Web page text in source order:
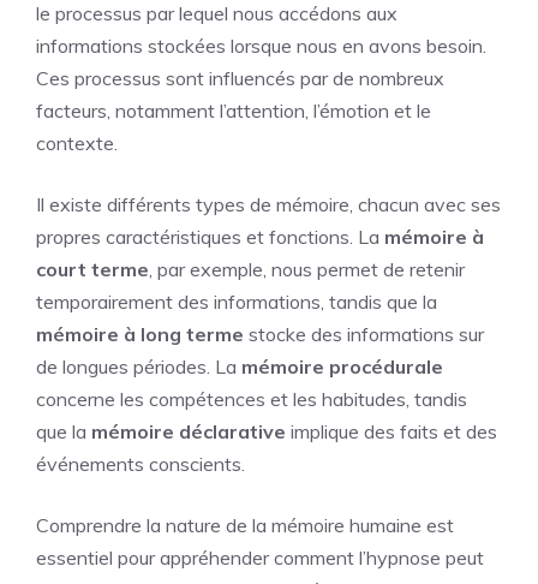
le processus par lequel nous accédons aux
informations stockées lorsque nous en avons besoin.
Ces processus sont influencés par de nombreux
facteurs, notamment l’attention, l’émotion et le
contexte.
Il existe différents types de mémoire, chacun avec ses
propres caractéristiques et fonctions. La mémoire à
court terme, par exemple, nous permet de retenir
temporairement des informations, tandis que la
mémoire à long terme stocke des informations sur
de longues périodes. La mémoire procédurale
concerne les compétences et les habitudes, tandis
que la mémoire déclarative implique des faits et des
événements conscients.
Comprendre la nature de la mémoire humaine est
essentiel pour appréhender comment l’hypnose peut